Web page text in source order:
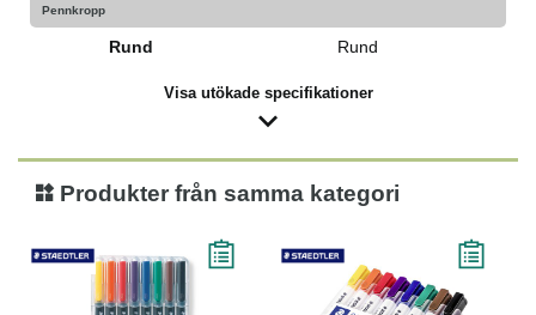
Pennkropp
Rund Rund
Visa utökade specifikationer
Produkter från samma kategori